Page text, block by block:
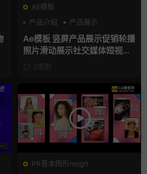
AE模板
产品介绍
产品展示
卡通模板
Ae模板 竖屏产品展示促销轮播
照片滑动展示社交媒体短视频
片头2周前
PR基本图形mogrt